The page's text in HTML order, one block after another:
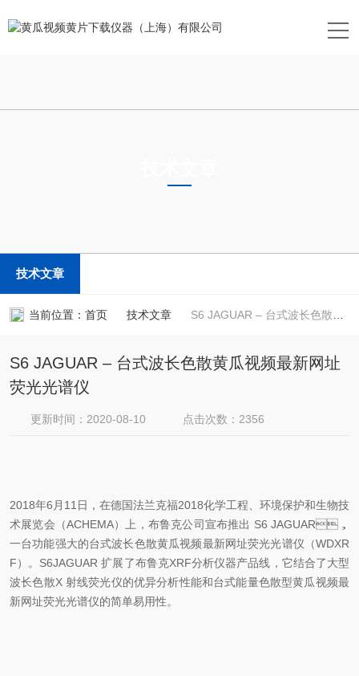
技术文章
当前位置： 首页 技术文章 S6 JAGUAR – 台式波长色散黄瓜视频最新网址荧光光谱仪
S6 JAGUAR – 台式波长色散黄瓜视频最新网址
荧光光谱仪
更新时间：2020-08-10 点击次数：2356
2018年6月11日，在德国法兰克福2018化学工程、环境保护和生物技
术展览会（ACHEMA）上，布鲁克公司宣布推出 S6 JAGUAR，
一台功能强大的台式波长色散黄瓜视频最新网址荧光光谱仪（WDXR
F）。S6JAGUAR 扩展了布鲁克XRF分析仪器产品线，它结合了大型
波长色散X 射线荧光仪的优异分析性能和台式能量色散型黄瓜视频最
新网址荧光光谱仪的简单易用性。